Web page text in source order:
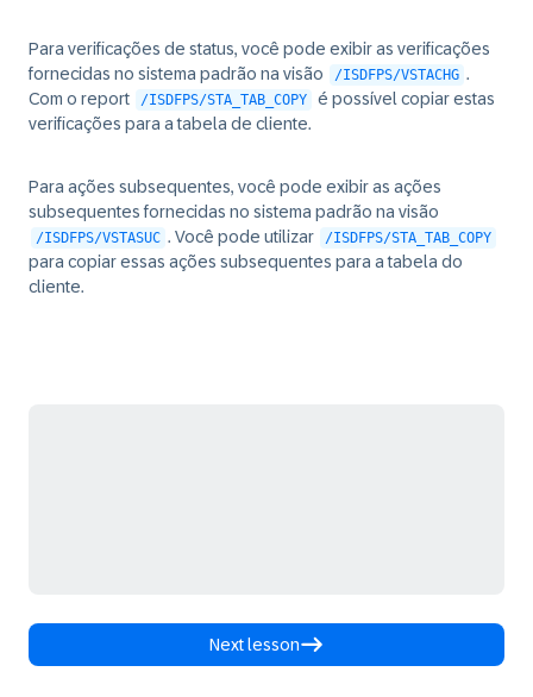
Para verificações de status, você pode exibir as verificações
fornecidas no sistema padrão na visão
/ISDFPS/VSTACHG .
Com o report
/ISDFPS/STA_TAB_COPY
é possível copiar estas
verificações para a tabela de cliente.
Para ações subsequentes, você pode exibir as ações
subsequentes fornecidas no sistema padrão na visão
/ISDFPS/VSTASUC . Você pode utilizar /ISDFPS/STA_TAB_COPY
para copiar essas ações subsequentes para a tabela do
cliente.
Next lesson